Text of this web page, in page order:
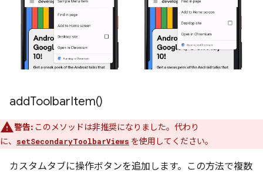
addToolbarItem()
警告: このメソッドは非推奨になりました。代わり
に、
setSecondaryToolbarViews を使用してください。
カスタムタブに操作ボタンを追加します。この方法で複数